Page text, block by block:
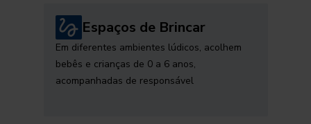
Espaços de Brincar
Em diferentes ambientes lúdicos, acolhem
bebês e crianças de 0 a 6 anos,
acompanhadas de responsável